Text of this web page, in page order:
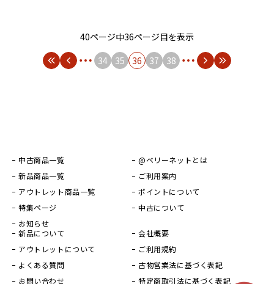
40ページ中36ページ目を表示
34
35 36 37 38
中古商品一覧
新品商品一覧
アウトレット商品一覧
特集ページ
お知らせ
@ベリーネットとは
ご利用案内
ポイントについて
中古について
新品について
アウトレットについて
よくある質問
お問い合わせ
会社概要
ご利用規約
古物営業法に基づく表記
特定商取引法に基づく表記